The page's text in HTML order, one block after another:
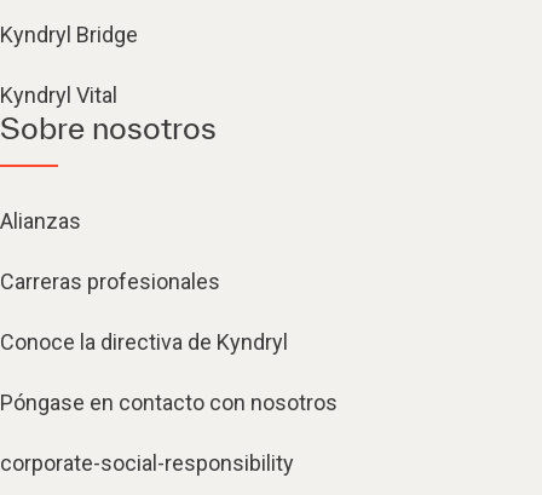
Kyndryl Bridge
Kyndryl Vital
Sobre nosotros
Alianzas
Carreras profesionales
Conoce la directiva de Kyndryl
Póngase en contacto con nosotros
corporate-social-responsibility